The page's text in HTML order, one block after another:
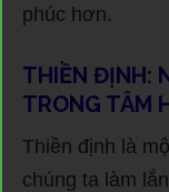
phúc hơn.
THIỀN ĐỊNH:
TRONG TÂM
Thiền định là
chúng ta làm